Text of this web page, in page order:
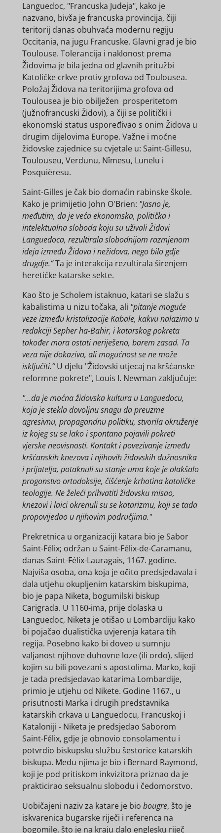
Languedoc, "Francuska Judeja", kako je
nazvano, bivša je francuska provincija, čiji
teritorij danas obuhvaća modernu regiju
Occitania, na jugu Francuske. Glavni grad je bio
Toulouse. Tolerancija i naklonost prema
Židovima je bila jedna od glavnih pritužbi
Katoličke crkve protiv grofova od Toulousea.
Položaj Židova na teritorijima grofova od
Toulousea je bio obilježen prosperitetom
(južnofrancuski Židovi), a čiji se politički i
ekonomski status uspoređivao s onim Židova u
drugim dijelovima Europe. Važne i moćne
židovske zajednice su cvjetale u: Saint-Gillesu,
Toulouseu, Verdunu, Nîmesu, Lunelu i
Posquièresu.
Saint-Gilles je čak bio domaćin rabinske škole.
Kako je primijetio John O'Brien: "Jasno je,
međutim, da je veća ekonomska, politička i
intelektualna sloboda koju su uživali Židovi
Languedoca, rezultirala slobodnijom razmjenom
ideja između Židova i nežidova, nego bilo gdje
drugdje.“Ta je interakcija rezultirala širenjem
heretičke katarske sekte.
Kao što je Scholem istaknuo, katari se slažu s
kabalistima u nizu točaka, ali "pitanje moguće
veze između kristalizacije Kabale, kakvu nalazimo u
redakciji Sepher ha-Bahir, i katarskog pokreta
također mora ostati neriješeno, barem zasad. Ta
veza nije dokaziva, ali mogućnost se ne može
isključiti.“U djelu "Židovski utjecaj na kršćanske
reformne pokrete", Louis I. Newman zaključuje:
"…da je moćna židovska kultura u Languedocu,
koja je stekla dovoljnu snagu da preuzme
agresivnu, propagandnu politiku, stvorila okruženje
iz kojeg su se lako i spontano pojavili pokreti
vjerske neovisnosti. Kontakt i povezivanje između
kršćanskih knezova i njihovih židovskih dužnosnika
i prijatelja, potaknuli su stanje uma koje je olakšalo
progonstvo ortodoksije, čišćenje krhotina katoličke
teologije. Ne želeći prihvatiti židovsku misao,
knezovi i laici okrenuli su se katarizmu, koji se tada
propovijedao u njihovim područjima."
Prekretnica u organizaciji katara bio je Sabor
Saint-Félix; održan u Saint-Félix-de-Caramanu,
danas Saint-Félix-Lauragais, 1167. godine.
Najviša osoba, ona koja je očito predsjedavala i
dala utjehu okupljenim katarskim biskupima,
bio je papa Niketa, bogumilski biskup
Carigrada. U 1160-ima, prije dolaska u
Languedoc, Niketa je otišao u Lombardiju kako
bi pojačao dualistička uvjerenja katara tih
regija. Posebno kako bi doveo u sumnju
valjanost njihove duhovne loze (ili ordo), slijed
kojim su bili povezani s apostolima. Marko, koji
je tada predsjedavao katarima Lombardije,
primio je utjehu od Nikete. Godine 1167., u
prisutnosti Marka i drugih predstavnika
katarskih crkava u Languedocu, Francuskoj i
Kataloniji - Niketa je predsjedao Saborom
Saint-Félix, gdje je obnovio consolamentu i
potvrdio biskupsku službu šestorice katarskih
biskupa. Među njima je bio i Bernard Raymond,
koji je pod pritiskom inkvizitora priznao da je
prakticirao seksualnu slobodu i čedomorstvo.
Uobičajeni naziv za katare je bio bougre, što je
iskvarenica bugarske riječi i referenca na
bogomile, što je na kraju dalo englesku riječ